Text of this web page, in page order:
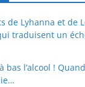
de Lyhanna et de
traduisent un
bas l’alcool !